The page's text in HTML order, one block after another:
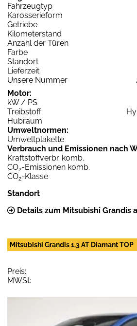
Fahrzeugtyp
Karosserieform
Getriebe
Kilometerstand
Anzahl der Türen
Farbe
Standort
Lieferzeit
Unsere Nummer
Motor:
kW / PS
Treibstoff
Hubraum
Umweltnormen:
Umweltplakette
Verbrauch und Emissionen nach
Kraftstoffverbr. komb.
CO2-Emissionen komb.
CO2-Klasse
Standort
Details zum Mitsubishi Grandis
Mitsubishi Grandis 1.3 AT Diamant TOP
Preis:
MWSt: